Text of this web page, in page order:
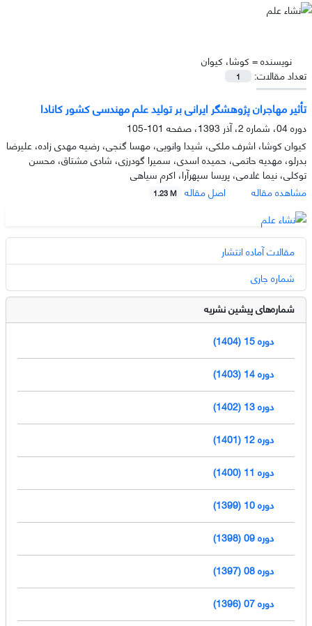
نویسنده =کوشا، کیوان
تعداد مقالات:
1
تأثیر مهاجران پژوهشگر ایرانی بر تولید علم مهندسی کشور کانادا
دوره 04، شماره 2، آذر 1393، صفحه
101-105
کیوان کوشا، اشرف ملکی، شیدا وانویی، مهسا گنجی، رضیه مهدی زاده، علیرضا
بدرلو، مهدیه حاتمی، حمیده اسدی، سمیرا گودرزی، شادی مشتاق، محسن
توکلی، نیما غلامی، پریسا سپهرآرا، اکرم سیاهی
مشاهده مقاله
اصل مقاله 1.23 M
مقالات آماده انتشار
شماره جاری
شماره‌های پیشین نشریه
دوره 15 (1404)
دوره 14 (1403)
دوره 13 (1402)
دوره 12 (1401)
دوره 11 (1400)
دوره 10 (1399)
دوره 09 (1398)
دوره 08 (1397)
دوره 07 (1396)